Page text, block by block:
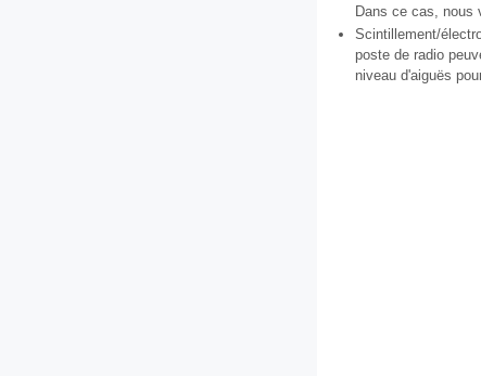
Dans ce cas, nous
Scintillement/
poste de radio
niveau d'aiguës